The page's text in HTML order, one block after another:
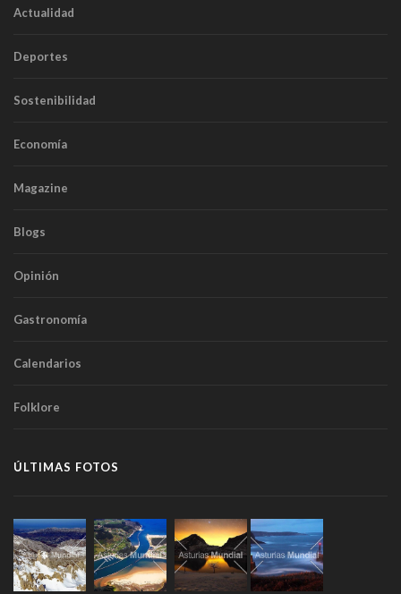
Actualidad
Deportes
Sostenibilidad
Economía
Magazine
Blogs
Opinión
Gastronomía
Calendarios
Folklore
ÚLTIMAS FOTOS